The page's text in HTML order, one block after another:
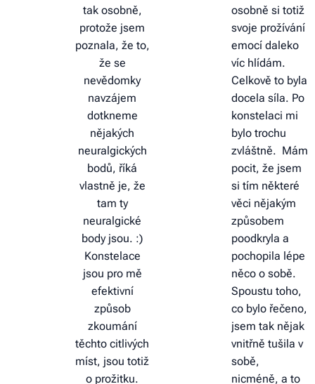
tak osobně,
protože jsem
poznala, že to,
že se
nevědomky
navzájem
dotkneme
nějakých
neuralgických
bodů, říká
vlastně je, že
tam ty
neuralgické
body jsou. :)
Konstelace
jsou pro mě
efektivní
způsob
zkoumání
těchto citlivých
míst, jsou totiž
o prožitku.
osobně si totiž
svoje prožívání
emocí daleko
víc hlídám.
Celkově to byla
docela síla. Po
konstelaci mi
bylo trochu
zvláštně. Mám
pocit, že jsem
si tím některé
věci nějakým
způsobem
poodkryla a
pochopila lépe
něco o sobě.
Spoustu toho,
co bylo řečeno,
jsem tak nějak
vnitřně tušila v
sobě,
nicméně, a to